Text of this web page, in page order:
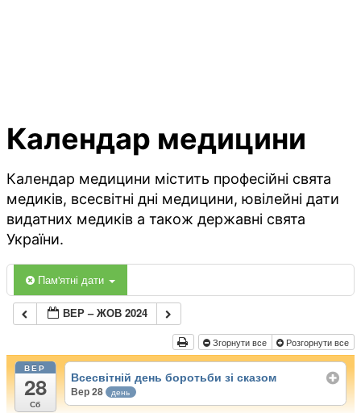
Календар медицини
Календар медицини містить професійні свята
медиків, всесвітні дні медицини, ювілейні дати
видатних медиків а також державні свята
України.
Пам'ятні дати
ВЕР – ЖОВ 2024
Згорнути все Розгорнути все
ВЕР
28
Сб
Всесвітній день боротьби зі сказом
Вер 28 день